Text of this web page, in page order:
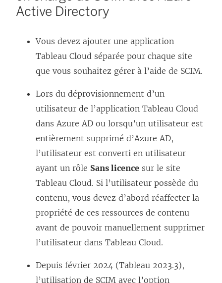
Active Directory
Vous devez ajouter une application
Tableau Cloud séparée pour chaque site
que vous souhaitez gérer à l’aide de SCIM.
Lors du déprovisionnement d’un
utilisateur de l’application Tableau Cloud
dans Azure AD ou lorsqu’un utilisateur est
entièrement supprimé d’Azure AD,
l’utilisateur est converti en utilisateur
ayant un rôle Sans licence sur le site
Tableau Cloud. Si l’utilisateur possède du
contenu, vous devez d’abord réaffecter la
propriété de ces ressources de contenu
avant de pouvoir manuellement supprimer
l’utilisateur dans Tableau Cloud.
Depuis février 2024 (Tableau 2023.3),
l’utilisation de SCIM avec l’option